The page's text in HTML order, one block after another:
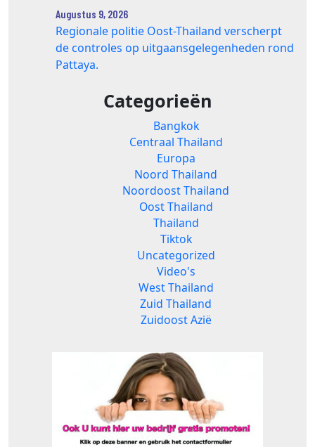
Augustus 9, 2026
Regionale politie Oost-Thailand verscherpt
de controles op uitgaansgelegenheden rond
Pattaya.
Categorieën
Bangkok
Centraal Thailand
Europa
Noord Thailand
Noordoost Thailand
Oost Thailand
Thailand
Tiktok
Uncategorized
Video's
West Thailand
Zuid Thailand
Zuidoost Azië